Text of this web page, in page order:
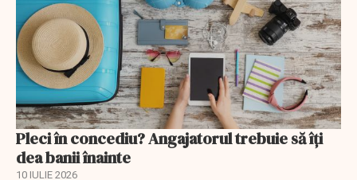
Pleci în concediu? Angajatorul trebuie să îți
dea banii înainte
10 IULIE 2026